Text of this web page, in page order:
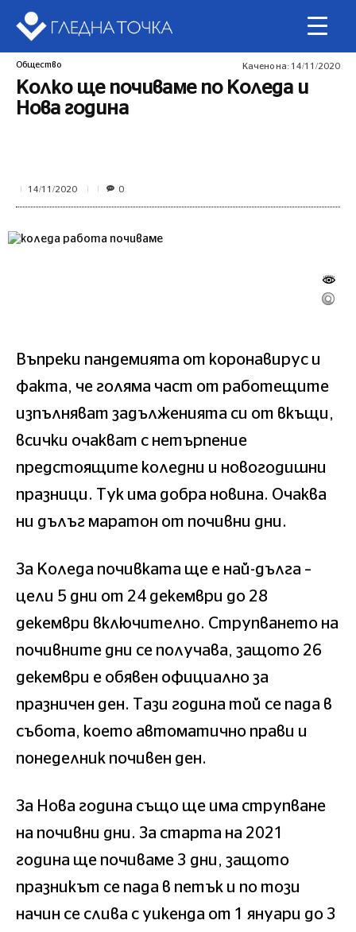
Общество Качено на: 14/11/2020
Колко ще почиваме по Коледа и
Нова година
14/11/2020 0
Въпреки пандемията от коронавирус и
факта, че голяма част от работещите
изпълняват задълженията си от вкъщи,
всички очакват с нетърпение
предстоящите коледни и новогодишни
празници. Тук има добра новина. Очаква
ни дълъг маратон от почивни дни.
За Коледа почивката ще е най-дълга –
цели 5 дни от 24 декември до 28
декември включително. Струпването на
почивните дни се получава, защото 26
декември е обявен официално за
празничен ден. Тази година той се пада в
събота, което автоматично прави и
понеделник почивен ден.
За Нова година също ще има струпване
на почивни дни. За старта на 2021
година ще почиваме 3 дни, защото
празникът се пада в петък и по този
начин се слива с уикенда от 1 януари до 3